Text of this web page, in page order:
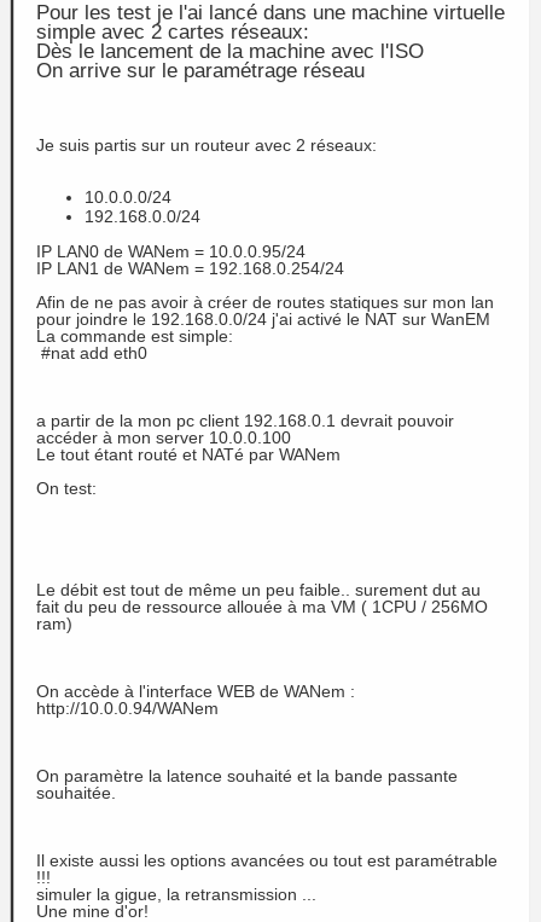
Pour les test je l'ai lancé dans une machine virtuelle
simple avec 2 cartes réseaux:
Dès le lancement de la machine avec l'ISO
On arrive sur le paramétrage réseau
Je suis partis sur un routeur avec 2 réseaux:
10.0.0.0/24
192.168.0.0/24
IP LAN0 de WANem = 10.0.0.95/24
IP LAN1 de WANem = 192.168.0.254/24
Afin de ne pas avoir à créer de routes statiques sur mon lan
pour joindre le 192.168.0.0/24 j'ai activé le NAT sur WanEM
La commande est simple:
#nat add eth0
a partir de la mon pc client 192.168.0.1 devrait pouvoir
accéder à mon server 10.0.0.100
Le tout étant routé et NATé par WANem
On test:
Le débit est tout de même un peu faible.. surement dut au
fait du peu de ressource allouée à ma VM ( 1CPU / 256MO
ram)
On accède à l'interface WEB de WANem :
http://10.0.0.94/WANem
On paramètre la latence souhaité et la bande passante
souhaitée.
Il existe aussi les options avancées ou tout est paramétrable
!!!
simuler la gigue, la retransmission ...
Une mine d'or!